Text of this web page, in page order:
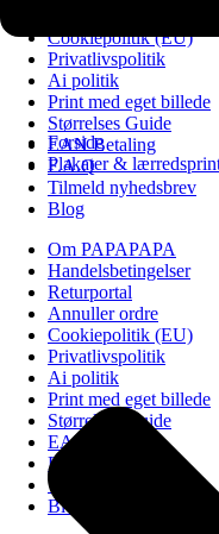
Forside
Plakater &
Cookiepolitik (EU)
Privatlivspolitik
Ai politik
Print med eget billede
Størrelses Guide
EAN Betaling
F.A.Q
Tilmeld nyhedsbrev
Blog
Om PAPAPAPA
Handelsbetingelser
Returportal
Annuller ordre
Cookiepolitik (EU)
Privatlivspolitik
Ai politik
Print med eget billede
Størrelses Guide
EAN Betaling
F.A.Q
Tilmeld nyhedsbrev
Blog